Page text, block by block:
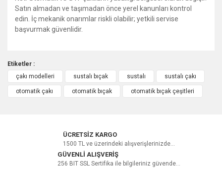
Satın almadan ve taşımadan önce yerel kanunları kontrol
edin. İç mekanik onarımlar riskli olabilir; yetkili servise
başvurmak güvenlidir.
Bu ürüne ilk yorumu siz yapın!
Etiketler :
çakı modelleri
sustalı bıçak sustalı sustalı çakı
otomatik çakı otomatik bıçak otomatik bıçak çeşitleri
ÜCRETSİZ KARGO
1500 TL ve üzerindeki alışverişlerinizde...
GÜVENLİ ALIŞVERİŞ
256 BIT SSL Sertifika ile bilgileriniz güvende...